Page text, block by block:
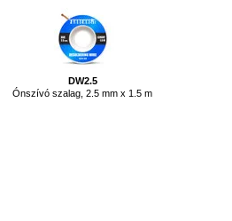
DW2.5
Ónszívó szalag, 2.5 mm x 1.5 m